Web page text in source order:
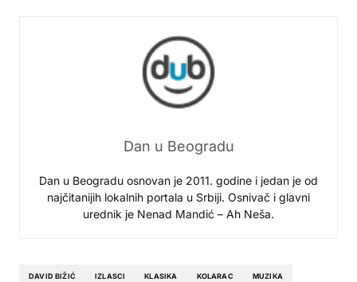
Dan u Beogradu
Dan u Beogradu osnovan je 2011. godine i jedan je od
najčitanijih lokalnih portala u Srbiji. Osnivač i glavni
urednik je Nenad Mandić – Ah Neša.
DAVID BIŽIĆ IZLASCI KLASIKA KOLARAC MUZIKA